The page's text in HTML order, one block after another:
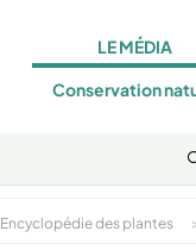
LE MÉDIA
Conservation
Encyclopédie des plantes